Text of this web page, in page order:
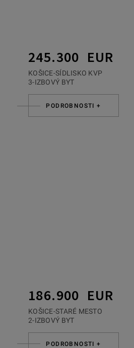
245.300 EUR
KOŠICE-SÍDLISKO KVP
3-IZBOVÝ BYT
PODROBNOSTI +
186.900 EUR
KOŠICE-STARÉ MESTO
2-IZBOVÝ BYT
PODROBNOSTI +